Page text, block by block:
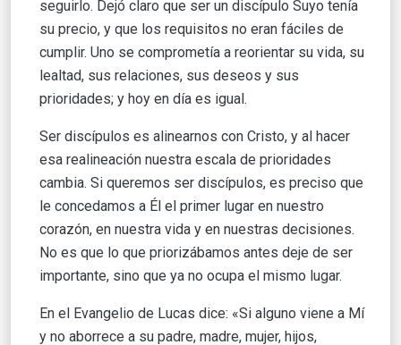
seguirlo. Dejó claro que ser un discípulo Suyo tenía
su precio, y que los requisitos no eran fáciles de
cumplir. Uno se comprometía a reorientar su vida, su
lealtad, sus relaciones, sus deseos y sus
prioridades; y hoy en día es igual.
Ser discípulos es alinearnos con Cristo, y al hacer
esa realineación nuestra escala de prioridades
cambia. Si queremos ser discípulos, es preciso que
le concedamos a Él el primer lugar en nuestro
corazón, en nuestra vida y en nuestras decisiones.
No es que lo que priorizábamos antes deje de ser
importante, sino que ya no ocupa el mismo lugar.
En el Evangelio de Lucas dice: «Si alguno viene a Mí
y no aborrece a su padre, madre, mujer, hijos,